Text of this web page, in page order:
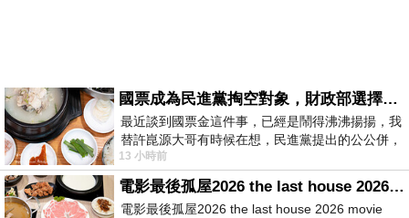
國票成為民進黨掏空對象，財政部選擇性失憶
最近談到國票金這件事，已經是鬧得沸沸揚揚，我
替許崑源大哥有時候在想，民進黨提出的公公併，
其實就是想要國庫通黨庫，鬧出最大的醜
13 小時前
電影最後孤屋2026 the last house 2026 movie
電影最後孤屋2026 the last house 2026 movie